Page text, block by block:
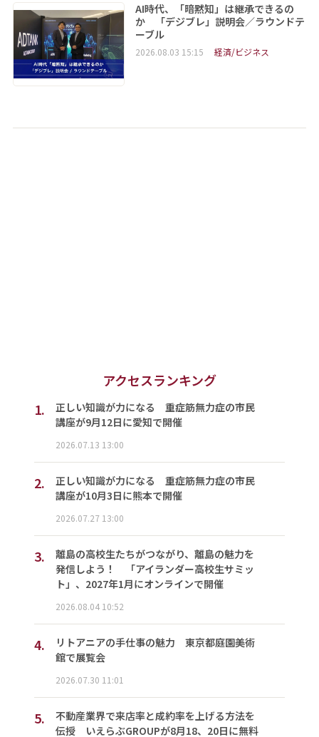
AI時代、「暗黙知」は継承できるの
か 「デジブレ」説明会／ラウンドテ
ーブル
2026.08.03 15:15 経済/ビジネス
アクセスランキング
1.
正しい知識が力になる 重症筋無力症の市民
講座が9月12日に愛知で開催
2026.07.13 13:00
2.
正しい知識が力になる 重症筋無力症の市民
講座が10月3日に熊本で開催
2026.07.27 13:00
3.
離島の高校生たちがつながり、離島の魅力を
発信しよう！ 「アイランダー高校生サミッ
ト」、2027年1月にオンラインで開催
2026.08.04 10:52
4.
リトアニアの手仕事の魅力 東京都庭園美術
館で展覧会
2026.07.30 11:01
5.
不動産業界で来店率と成約率を上げる方法を
伝授 いえらぶGROUPが8月18、20日に無料